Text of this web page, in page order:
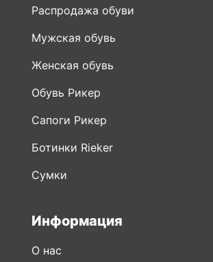
Распродажа обуви
Мужская обувь
Женская обувь
Обувь Рикер
Сапоги Рикер
Ботинки Rieker
Сумки
Информация
О нас